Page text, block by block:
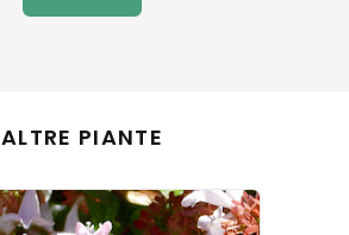
ALTRE PIANTE